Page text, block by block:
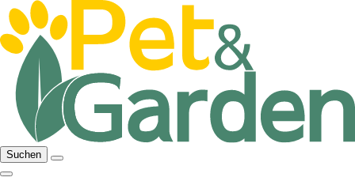
Suchen